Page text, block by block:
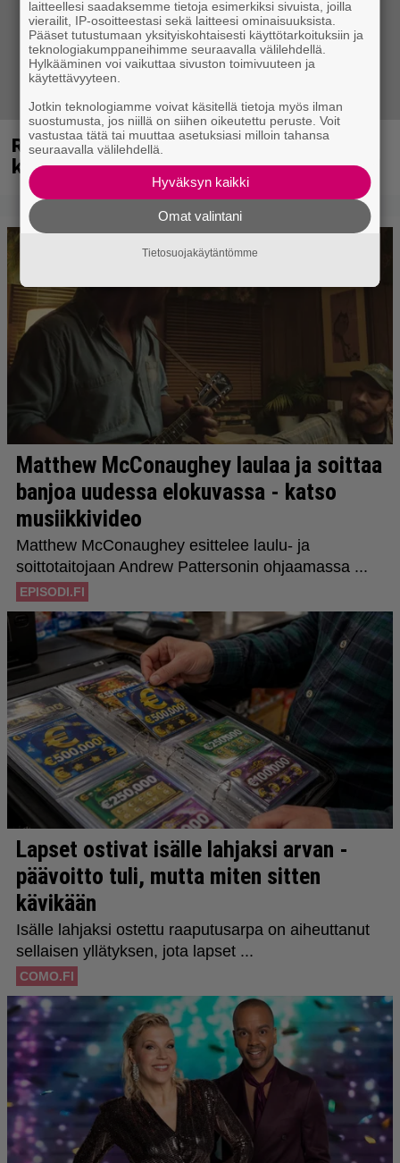
Rushin Neil Peartista ilmestyy ensi
kuussa dokumentti
laitteellesi saadaksemme tietoja esimerkiksi sivuista, joilla
vierailit, IP-osoitteestasi sekä laitteesi ominaisuuksista.
Pääset tutustumaan yksityiskohtaisesti käyttötarkoituksiin ja
teknologiakumppaneihimme seuraavalla välilehdellä.
Hylkääminen voi vaikuttaa sivuston toimivuuteen ja
käytettävyyteen.
Jotkin teknologiamme voivat käsitellä tietoja myös ilman
suostumusta, jos niillä on siihen oikeutettu peruste. Voit
vastustaa tätä tai muuttaa asetuksiasi milloin tahansa
seuraavalla välilehdellä.
Hyväksyn kaikki
Omat valintani
Tietosuojakäytäntömme